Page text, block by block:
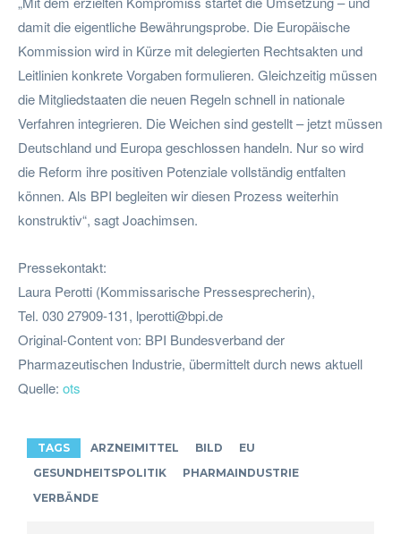
damit die eigentliche Bewährungsprobe. Die Europäische
Kommission wird in Kürze mit delegierten Rechtsakten und
Leitlinien konkrete Vorgaben formulieren. Gleichzeitig müssen
die Mitgliedstaaten die neuen Regeln schnell in nationale
Verfahren integrieren. Die Weichen sind gestellt – jetzt müssen
Deutschland und Europa geschlossen handeln. Nur so wird
die Reform ihre positiven Potenziale vollständig entfalten
können. Als BPI begleiten wir diesen Prozess weiterhin
konstruktiv“, sagt Joachimsen.
Pressekontakt:
Laura Perotti (Kommissarische Pressesprecherin),
Tel. 030 27909-131, lperotti@bpi.de
Original-Content von: BPI Bundesverband der
Pharmazeutischen Industrie, übermittelt durch news aktuell
Quelle: ots
TAGS ARZNEIMITTEL BILD
EU
GESUNDHEITSPOLITIK
PHARMAINDUSTRIE
VERBÄNDE